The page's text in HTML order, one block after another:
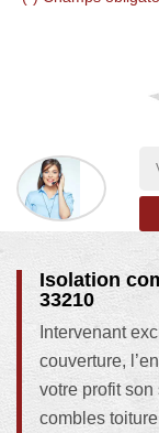
Isolation
33210
Intervenant
couverture,
votre profit son
combles